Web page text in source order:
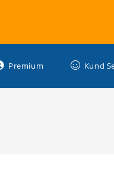
Premium Kund